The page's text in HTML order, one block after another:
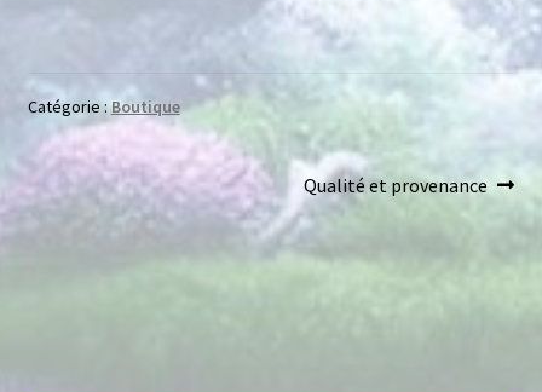
Catégorie : Boutique
Qualité et provenance